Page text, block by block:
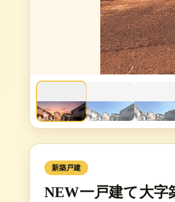
新築戸建
NEW一戸建て大字